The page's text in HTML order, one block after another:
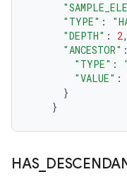
"TYPE" :
"DEPTH" : 2,
"ANCESTOR" :
"TYPE" :
"VALUE" :
}
}
HAS_